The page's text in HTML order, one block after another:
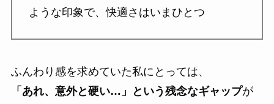
ような印象で、快適さはいまひとつ
ふんわり感を求めていた私にとっては、
「あれ、意外と硬い…」という残念なギャップが